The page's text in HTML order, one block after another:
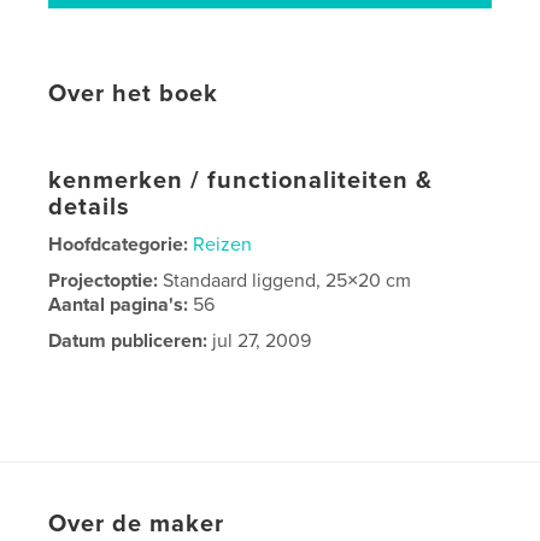
Over het boek
kenmerken / functionaliteiten &
details
Hoofdcategorie: Reizen
Projectoptie:Standaard liggend, 25×20 cm
Aantal pagina's: 56
Datum publiceren: jul 27, 2009
Over de maker